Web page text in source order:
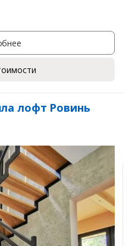
лофт Ровинь